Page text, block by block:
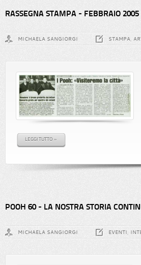
RASSEGNA STAMPA - FEBBRAIO 2005
MICHAELA SANGIORGI STAMPA,
LEGGI TUTTO »
POOH 60 - LA NOSTRA STORIA
MICHAELA SANGIORGI EVENTI,